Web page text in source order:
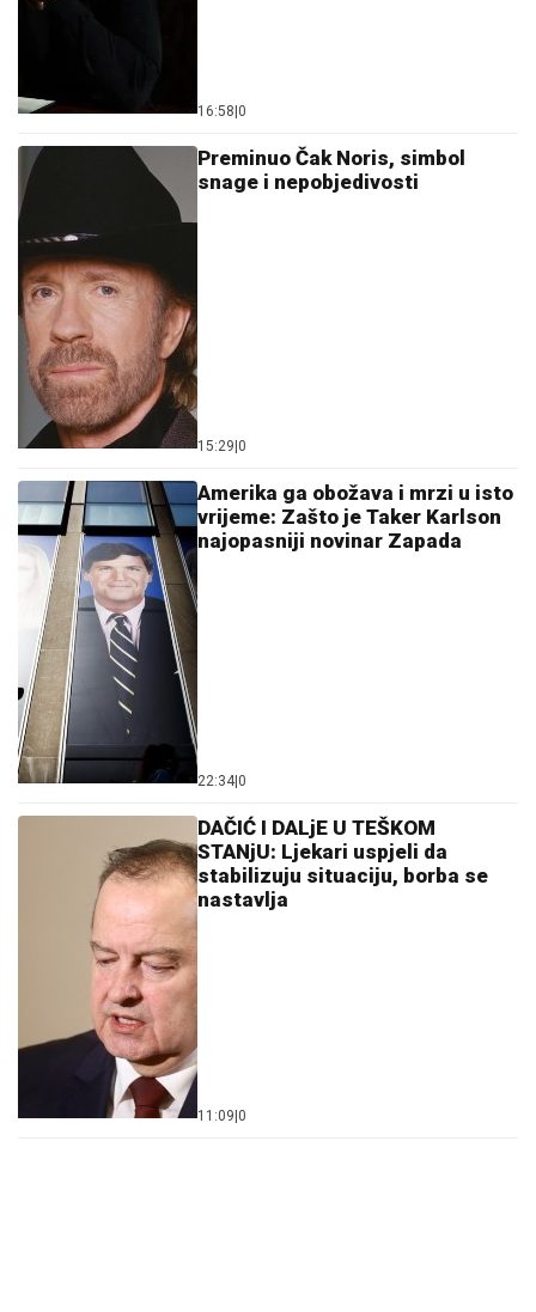
16:58|0
Preminuo Čak Noris, simbol
snage i nepobjedivosti
15:29|0
Amerika ga obožava i mrzi u isto
vrijeme: Zašto je Taker Karlson
najopasniji novinar Zapada
22:34|0
DAČIĆ I DALjE U TEŠKOM
STANjU: Ljekari uspjeli da
stabilizuju situaciju, borba se
nastavlja
11:09|0